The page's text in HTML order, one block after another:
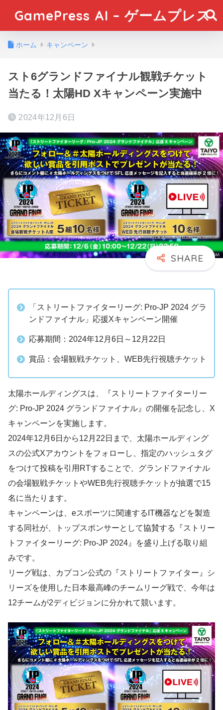
GamePress AI – ゲームプレス
ホーム キャンペーン
スト6グランドファイナル観戦チケット
当たる！太陽HD Xキャンペーン実施中
2024年12月6日
「ストリートファイターリーグ: Pro-JP 2024 グラ
ンドファイナル」応援Xキャンペーン開催
応募期間：2024年12月6日～12月22日
賞品：会場観戦チケット、WEB先行視聴チケット
太陽ホールディングスは、『ストリートファイターリー
グ: Pro-JP 2024 グランドファイナル』の開催を記念し、X
キャンペーンを実施します。
2024年12月6日から12月22日まで、太陽ホールディング
スの公式Xアカウントをフォローし、指定のハッシュタグ
をつけて投稿を引用RTすることで、グランドファイナル
の会場観戦チケットやWEB先行視聴チケットが抽選で15
名に当たります。
キャンペーンは、eスポーツに関連するIT機器などを製造
する同社が、トップスポンサーとして協賛する『ストリー
トファイターリーグ: Pro-JP 2024』を盛り上げる取り組
みです。
リーグ戦は、カプコン公式の『ストリートファイター』シ
リーズを使用した日本最高峰のチームリーグ戦で、今年は
12チームが2ディビジョンに分かれて競います。